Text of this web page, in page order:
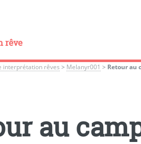
rêve
interprétation rêves > Melanyr001 > Retour au
au